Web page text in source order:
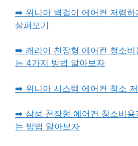
➡️ 위니아 벽걸이 에어컨 저렴하
살펴보기
➡️ 캐리어 천장형 에어컨 청소비
는 4가지 방법 알아보자
➡️ 위니아 시스템 에어컨 청소
➡️ 삼성 천장형 에어컨 청소비용
는 방법 알아보자